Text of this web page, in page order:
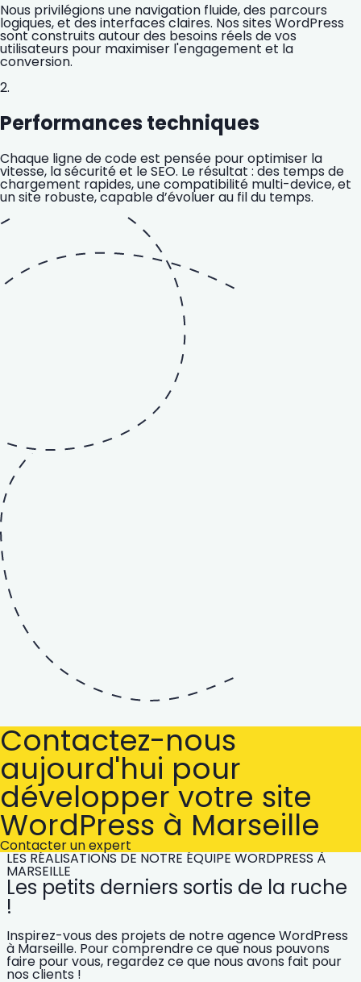
Nous privilégions une navigation fluide, des parcours
logiques, et des interfaces claires. Nos sites WordPress
sont construits autour des besoins réels de vos
utilisateurs pour maximiser l'engagement et la
conversion.
2.
Performances techniques
Chaque ligne de code est pensée pour optimiser la
vitesse, la sécurité et le SEO. Le résultat : des temps de
chargement rapides, une compatibilité multi-device, et
un site robuste, capable d’évoluer au fil du temps.
Contactez-nous
aujourd'hui pour
développer votre site
WordPress à Marseille
Contacter un expert
LES RÉALISATIONS DE NOTRE ÉQUIPE WORDPRESS À
MARSEILLE
Les petits derniers sortis de la ruche
!
Inspirez-vous des projets de notre agence WordPress
à Marseille. Pour comprendre ce que nous pouvons
faire pour vous, regardez ce que nous avons fait pour
nos clients !